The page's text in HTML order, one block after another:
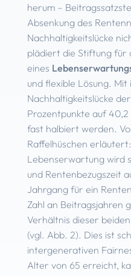
herum –
Absenkung des
Nachhaltigkeitslücke
plädiert die Stiftung für
eines
und flexible Lösung. Mit
Nachhaltigkeitslücke
Prozentpunkte auf 40,2
fast halbiert werden.
Raffelhüschen
Lebenserwartung wird
und Rentenbezugszeit
Jahrgang für ein
Zahl an Beitragsjahren
Verhältnis dieser
(vgl. Abb. 2). Dies ist
intergenerativen
Alter von 65 erreicht,